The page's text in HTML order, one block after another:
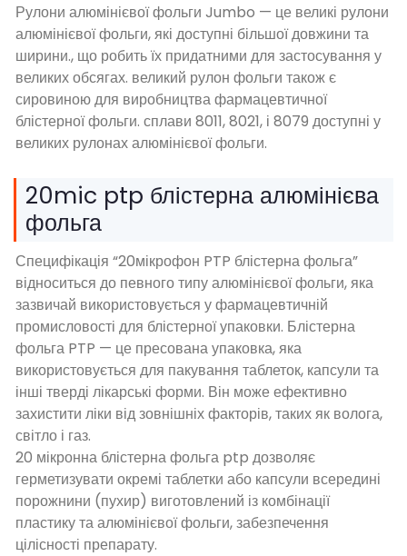
Рулони алюмінієвої фольги Jumbo — це великі рулони
алюмінієвої фольги, які доступні більшої довжини та
ширини., що робить їх придатними для застосування у
великих обсягах. великий рулон фольги також є
сировиною для виробництва фармацевтичної
блістерної фольги. сплави 8011, 8021, і 8079 доступні у
великих рулонах алюмінієвої фольги.
20mic ptp блістерна алюмінієва
фольга
Специфікація “20мікрофон PTP блістерна фольга”
відноситься до певного типу алюмінієвої фольги, яка
зазвичай використовується у фармацевтичній
промисловості для блістерної упаковки. Блістерна
фольга PTP — це пресована упаковка, яка
використовується для пакування таблеток, капсули та
інші тверді лікарські форми. Він може ефективно
захистити ліки від зовнішніх факторів, таких як волога,
світло і газ.
20 мікронна блістерна фольга ptp дозволяє
герметизувати окремі таблетки або капсули всередині
порожнини (пухир) виготовлений із комбінації
пластику та алюмінієвої фольги, забезпечення
цілісності препарату.